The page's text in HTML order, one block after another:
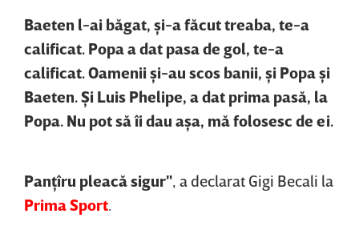
Baeten l-ai băgat, şi-a făcut treaba, te-a
calificat. Popa a dat pasa de gol, te-a
calificat. Oamenii şi-au scos banii, şi Popa şi
Baeten. Şi Luis Phelipe, a dat prima pasă, la
Popa. Nu pot să îi dau aşa, mă folosesc de ei.
Panţîru pleacă sigur", a declarat Gigi Becali la
Prima Sport.